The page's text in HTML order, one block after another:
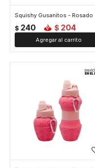
Squishy Gusanitos - Rosado
$ 240 $ 204